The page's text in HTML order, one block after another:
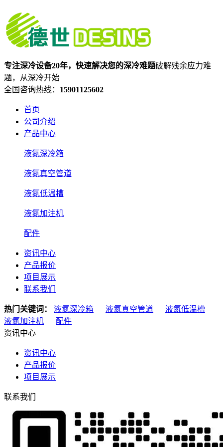
专注深冷设备20年，快速解决您的深冷难题破解残余应力难
题，从深冷开始
全国咨询热线： 15901125602
首页
公司介绍
产品中心
液氮深冷箱
液氮真空管道
液氮低温槽
液氮加注机
配件
资讯中心
产品报价
项目展示
联系我们
热门关键词： 液氮深冷箱 液氮真空管道
液氮低温槽
液氮加注机
配件
资讯中心
资讯中心
产品报价
项目展示
联系我们